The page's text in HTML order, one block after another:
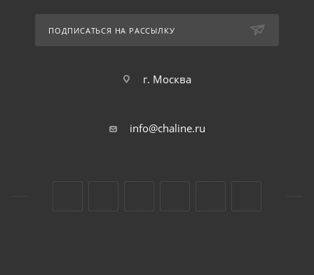
ПОДПИСАТЬСЯ НА РАССЫЛКУ
г. Москва
info@chaline.ru